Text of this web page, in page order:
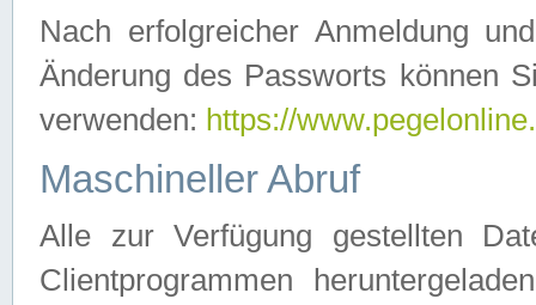
Nach erfolgreicher Anmeldung
Änderung des Passworts können
verwenden: https://
Maschineller Abruf
Alle zur Verfügung gestellten
Clientprogrammen